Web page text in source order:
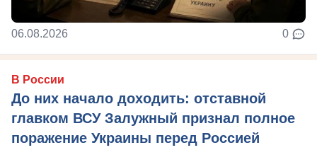
06.08.2026 0
В России
До них начало доходить: отставной
главком ВСУ Залужный признал полное
поражение Украины перед Россией